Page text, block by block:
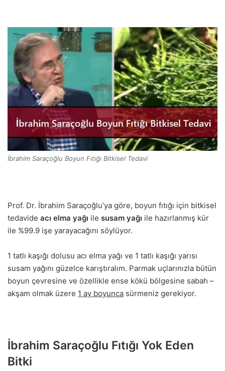
İbrahim Saraçoğlu Boyun Fıtığı Bitkisel Tedavi
Prof. Dr. İbrahim Saraçoğlu’ya göre, boyun fıtığı için bitkisel
tedavide acı elma yağı ile susam yağı ile hazırlanmış kür
ile %99.9 işe yarayacağını söylüyor.
1 tatlı kaşığı dolusu acı elma yağı ve 1 tatlı kaşığı yarısı
susam yağını güzelce karıştıralım. Parmak uçlarınızla bütün
boyun çevresine ve özellikle ense kökü bölgesine sabah –
akşam olmak üzere 1 ay boyunca sürmeniz gerekiyor.
İbrahim Saraçoğlu Fıtığı Yok Eden
Bitki